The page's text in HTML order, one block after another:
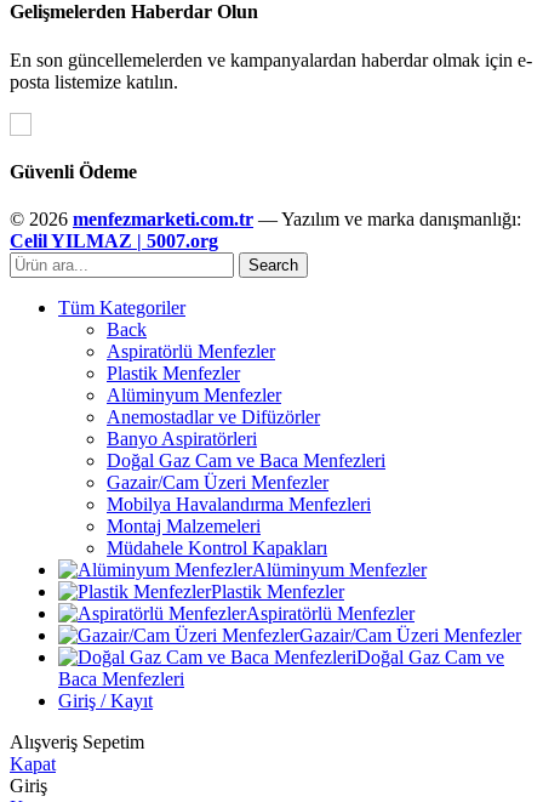
Gelişmelerden Haberdar Olun
En son güncellemelerden ve kampanyalardan haberdar olmak için e-
posta listemize katılın.
Güvenli Ödeme
© 2026 menfezmarketi.com.tr — Yazılım ve marka danışmanlığı:
Celil YILMAZ | 5007.org
Search
Tüm Kategoriler
Back
Aspiratörlü Menfezler
Plastik Menfezler
Alüminyum Menfezler
Anemostadlar ve Difüzörler
Banyo Aspiratörleri
Doğal Gaz Cam ve Baca Menfezleri
Gazair/Cam Üzeri Menfezler
Mobilya Havalandırma Menfezleri
Montaj Malzemeleri
Müdahele Kontrol Kapakları
Alüminyum Menfezler
Plastik Menfezler
Aspiratörlü Menfezler
Gazair/Cam Üzeri Menfezler
Doğal Gaz Cam ve
Baca Menfezleri
Giriş / Kayıt
Alışveriş Sepetim
Kapat
Giriş